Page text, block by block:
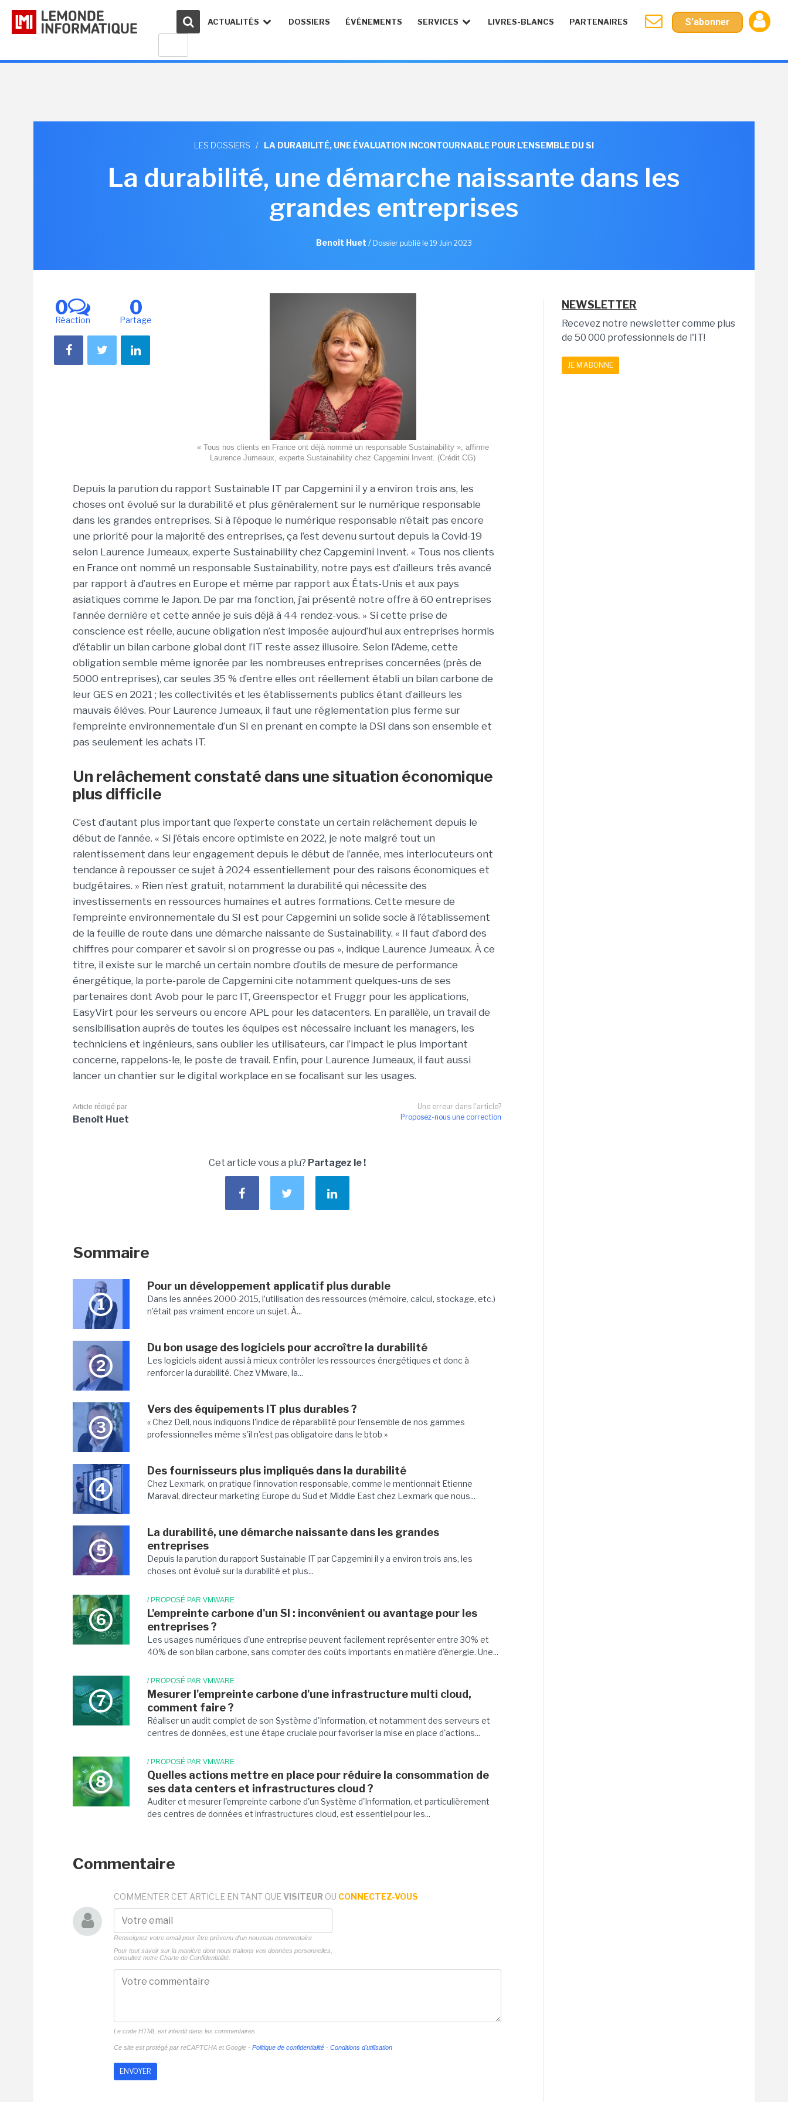
ACTUALITÉS DOSSIERS ÉVÉNEMENTS SERVICES LIVRES-BLANCS PARTENAIRES S'abonner
LES DOSSIERS / LA DURABILITÉ, UNE ÉVALUATION INCONTOURNABLE POUR L'ENSEMBLE DU SI
La durabilité, une démarche naissante dans les
grandes entreprises
Benoît Huet / Dossier publié le 19 Juin 2023
0
Réaction
0
Partage
« Tous nos clients en France ont déjà nommé un responsable Sustainability », affirme
Laurence Jumeaux, experte Sustainability chez Capgemini Invent. (Crédit CG)
Depuis la parution du rapport Sustainable IT par Capgemini il y a environ trois ans, les
choses ont évolué sur la durabilité et plus généralement sur le numérique responsable
dans les grandes entreprises. Si à l’époque le numérique responsable n’était pas encore
une priorité pour la majorité des entreprises, ça l’est devenu surtout depuis la Covid-19
selon Laurence Jumeaux, experte Sustainability chez Capgemini Invent. « Tous nos clients
en France ont nommé un responsable Sustainability, notre pays est d’ailleurs très avancé
par rapport à d’autres en Europe et même par rapport aux États-Unis et aux pays
asiatiques comme le Japon. De par ma fonction, j’ai présenté notre offre à 60 entreprises
l’année dernière et cette année je suis déjà à 44 rendez-vous. » Si cette prise de
conscience est réelle, aucune obligation n’est imposée aujourd’hui aux entreprises hormis
d’établir un bilan carbone global dont l’IT reste assez illusoire. Selon l’Ademe, cette
obligation semble même ignorée par les nombreuses entreprises concernées (près de
5000 entreprises), car seules 35 % d’entre elles ont réellement établi un bilan carbone de
leur GES en 2021 ; les collectivités et les établissements publics étant d’ailleurs les
mauvais élèves. Pour Laurence Jumeaux, il faut une réglementation plus ferme sur
l’empreinte environnementale d’un SI en prenant en compte la DSI dans son ensemble et
pas seulement les achats IT.
Un relâchement constaté dans une situation économique
plus difficile
C’est d’autant plus important que l’experte constate un certain relâchement depuis le
début de l’année. « Si j’étais encore optimiste en 2022, je note malgré tout un
ralentissement dans leur engagement depuis le début de l’année, mes interlocuteurs ont
tendance à repousser ce sujet à 2024 essentiellement pour des raisons économiques et
budgétaires. » Rien n’est gratuit, notamment la durabilité qui nécessite des
investissements en ressources humaines et autres formations. Cette mesure de
l’empreinte environnementale du SI est pour Capgemini un solide socle à l’établissement
de la feuille de route dans une démarche naissante de Sustainability. « Il faut d’abord des
chiffres pour comparer et savoir si on progresse ou pas », indique Laurence Jumeaux. À ce
titre, il existe sur le marché un certain nombre d’outils de mesure de performance
énergétique, la porte-parole de Capgemini cite notamment quelques-uns de ses
partenaires dont Avob pour le parc IT, Greenspector et Fruggr pour les applications,
EasyVirt pour les serveurs ou encore APL pour les datacenters. En parallèle, un travail de
sensibilisation auprès de toutes les équipes est nécessaire incluant les managers, les
techniciens et ingénieurs, sans oublier les utilisateurs, car l’impact le plus important
concerne, rappelons-le, le poste de travail. Enfin, pour Laurence Jumeaux, il faut aussi
lancer un chantier sur le digital workplace en se focalisant sur les usages.
Une erreur dans l'article?
Proposez-nous une correction
Article rédigé par
Benoît Huet
Cet article vous a plu? Partagez le !
Sommaire
1
Pour un développement applicatif plus durable
Dans les années 2000-2015, l’utilisation des ressources (mémoire, calcul, stockage, etc.)
n’était pas vraiment encore un sujet. À...
2
Du bon usage des logiciels pour accroître la durabilité
Les logiciels aident aussi à mieux contrôler les ressources énergétiques et donc à
renforcer la durabilité. Chez VMware, la...
3
Vers des équipements IT plus durables ?
« Chez Dell, nous indiquons l'indice de réparabilité pour l'ensemble de nos gammes
professionnelles même s'il n'est pas obligatoire dans le btob »
4
Des fournisseurs plus impliqués dans la durabilité
Chez Lexmark, on pratique l’innovation responsable, comme le mentionnait Etienne
Maraval, directeur marketing Europe du Sud et Middle East chez Lexmark que nous...
5
La durabilité, une démarche naissante dans les grandes
entreprises
Depuis la parution du rapport Sustainable IT par Capgemini il y a environ trois ans, les
choses ont évolué sur la durabilité et plus...
6
/ PROPOSÉ PAR VMWARE
L'empreinte carbone d'un SI : inconvénient ou avantage pour les
entreprises ?
Les usages numériques d'une entreprise peuvent facilement représenter entre 30% et
40% de son bilan carbone, sans compter des coûts importants en matière d'énergie. Une...
7
/ PROPOSÉ PAR VMWARE
Mesurer l'empreinte carbone d'une infrastructure multi cloud,
comment faire ?
Réaliser un audit complet de son Système d'Information, et notamment des serveurs et
centres de données, est une étape cruciale pour favoriser la mise en place d'actions...
8
/ PROPOSÉ PAR VMWARE
Quelles actions mettre en place pour réduire la consommation de
ses data centers et infrastructures cloud ?
Auditer et mesurer l'empreinte carbone d'un Système d'Information, et particulièrement
des centres de données et infrastructures cloud, est essentiel pour les...
Commentaire
COMMENTER CET ARTICLE EN TANT QUE VISITEUR OU CONNECTEZ-VOUS
Renseignez votre email pour être prévenu d'un nouveau commentaire
Pour tout savoir sur la manière dont nous traitons vos données personnelles,
consultez notre Charte de Confidentialité.
Le code HTML est interdit dans les commentaires
Ce site est protégé par reCAPTCHA et Google - Politique de confidentialité - Conditions d'utilisation
NEWSLETTER
Recevez notre newsletter comme plus
de 50 000 professionnels de l'IT!
JE M'ABONNE